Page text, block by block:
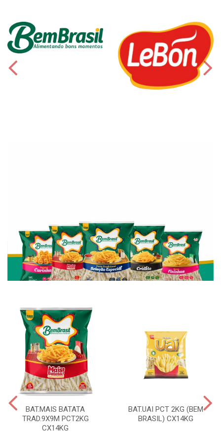
BAT.MAIS BATATA
TRAD.9X9M PCT2KG
CX14KG
BAT.UAI PCT 2KG (BEM
BRASIL) CX14KG